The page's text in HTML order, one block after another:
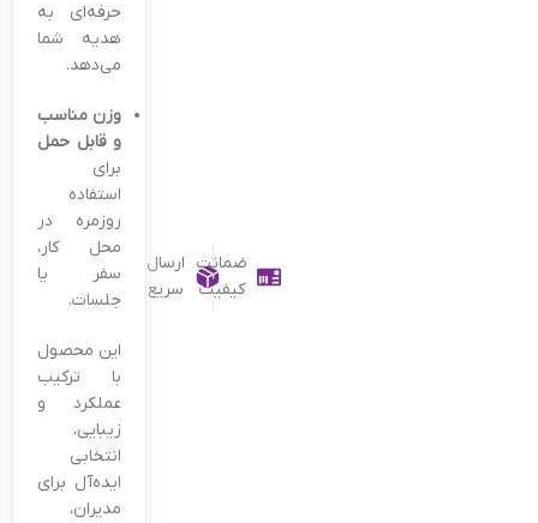
ضمانت
کیفیت
ارسال
سریع
حرفه‌ای به
هدیه شما
می‌دهد.
وزن مناسب
و قابل حمل
برای
استفاده
روزمره در
محل کار،
سفر یا
جلسات.
این محصول
با ترکیب
عملکرد و
زیبایی،
انتخابی
ایده‌آل برای
مدیران،